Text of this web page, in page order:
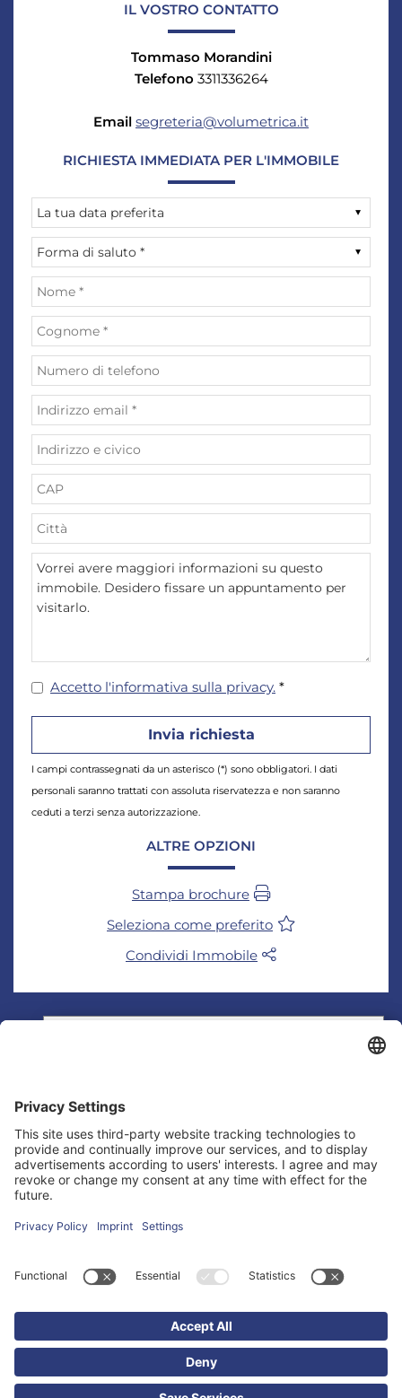
IL VOSTRO CONTATTO
Tommaso Morandini
Telefono 3311336264
Email segreteria@volumetrica.it
RICHIESTA IMMEDIATA PER L'IMMOBILE
Accetto l'informativa sulla privacy. *
I campi contrassegnati da un asterisco (*) sono obbligatori. I dati
personali saranno trattati con assoluta riservatezza e non saranno
ceduti a terzi senza autorizzazione.
ALTRE OPZIONI
Stampa brochure
Seleziona come preferito
Condividi Immobile
Via Enrico Toti, 2
20123 Milano (MI)
T (+39) 02 87159326
Via Molin Nuovo, 37 int. 35
DOVE SIAMO
We need your consent to load the
Google Maps service!
Iscriviti oggi stesso gratuitamente e sii il primo
a scoprire tutte le novità.
l'informativa sulla privacy.
*
personali per l'invio di una newsletter via email. I dati saranno
utilizzati esclusivamente per l'invio della newsletter e non
verranno mai ceduti a terzi. È possibile revocare il proprio
consenso in qualsiasi momento.